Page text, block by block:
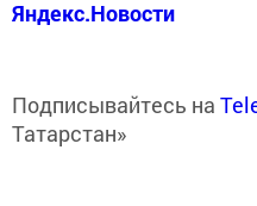
Яндекс.Новости
Подписывайтесь на
Татарстан»